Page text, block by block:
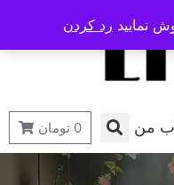
من 0 تومان
نمایید رد کردن